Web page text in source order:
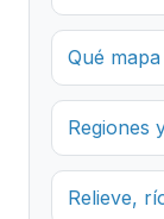
Qué
Regiones
Relieve,